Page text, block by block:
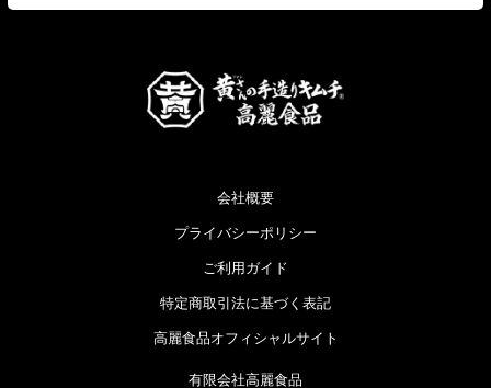
会社概要
プライバシーポリシー
ご利用ガイド
特定商取引法に基づく表記
高麗食品オフィシャルサイト
有限会社高麗食品